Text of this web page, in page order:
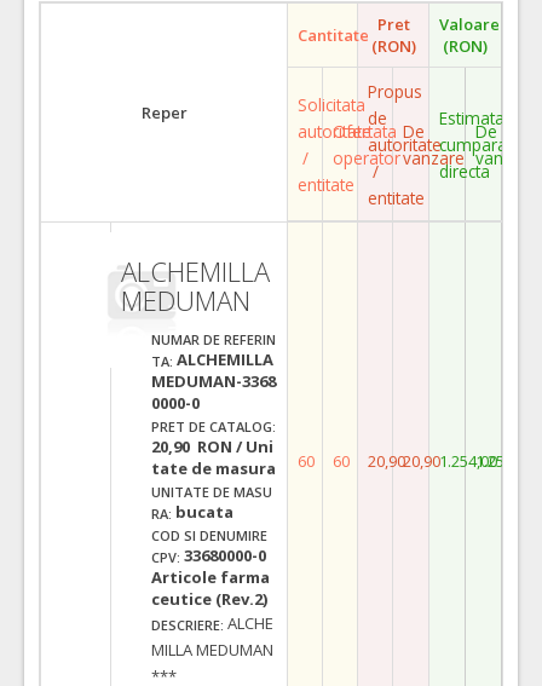
Reper
Cantitate Pret
(RON)
Valoare
(RON)
Solicitata
autoritate
/
entitate
Ofertata
operator
Propus
de
autoritate
/
entitate
De
vanzare
Estimata
cumparare
directa
De
vanzare
ALCHEMILLA
MEDUMAN
NUMAR DE REFERIN
TA: ALCHEMILLA
MEDUMAN-3368
0000-0
PRET DE CATALOG:
20,90 RON / Uni
tate de masura
UNITATE DE MASU
RA: bucata
COD SI DENUMIRE
CPV: 33680000-0
Articole farma
ceutice (Rev.2)
DESCRIERE: ALCHE
MILLA MEDUMAN
***
60 60 20,9020,901.254,001.254,00